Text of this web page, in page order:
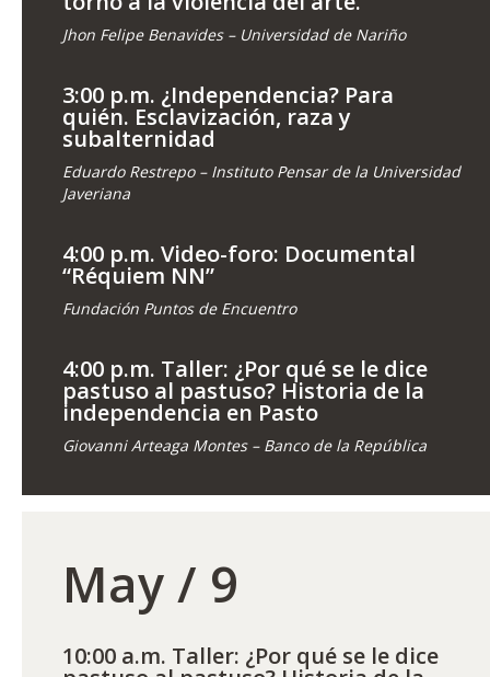
Jhon Felipe Benavides – Universidad de Nariño
3:00 p.m. ¿Independencia? Para
quién. Esclavización, raza y
subalternidad
Eduardo Restrepo – Instituto Pensar de la Universidad
Javeriana
4:00 p.m. Video-foro: Documental
“Réquiem NN”
Fundación Puntos de Encuentro
4:00 p.m. Taller: ¿Por qué se le dice
pastuso al pastuso? Historia de la
independencia en Pasto
Giovanni Arteaga Montes – Banco de la República
May / 9
10:00 a.m. Taller: ¿Por qué se le dice